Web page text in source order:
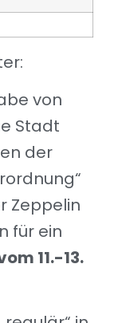
von
Stadt
der
Zeppelin
für ein
11.-13.